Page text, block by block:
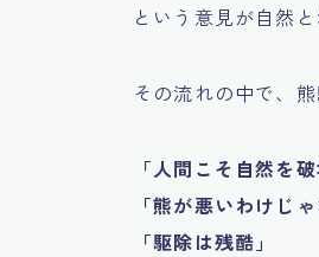
という意見が自然
その流れの中で、
「人間こそ自然を
「熊が悪いわけじゃ
「駆除は残酷」